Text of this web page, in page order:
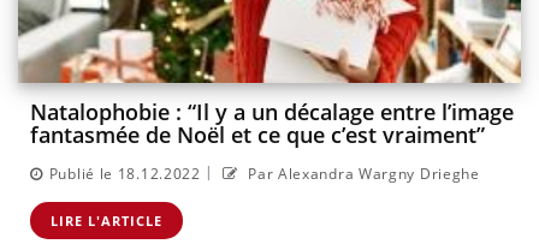
Natalophobie : “Il y a un décalage entre l’image
fantasmée de Noël et ce que c’est vraiment”
Publié le 18.12.2022 | Par Alexandra Wargny Drieghe
LIRE L'ARTICLE